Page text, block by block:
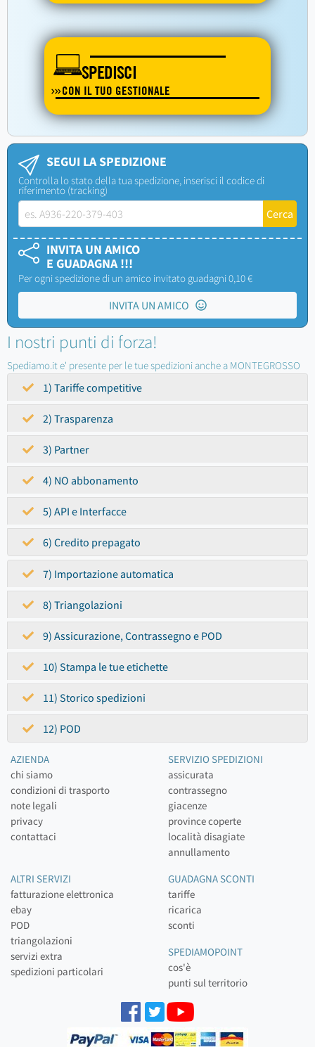
SPEDISCI
CON IL TUO GESTIONALE
SEGUI LA SPEDIZIONE
Controlla lo stato della tua spedizione, inserisci il codice di
riferimento (tracking)
INVITA UN AMICO
E GUADAGNA !!!
Per ogni spedizione di un amico invitato guadagni 0,10 €
INVITA UN AMICO
I nostri punti di forza!
Spediamo.it e' presente per le tue spedizioni anche a MONTEGROSSO
1) Tariffe competitive
2) Trasparenza
3) Partner
4) NO abbonamento
5) API e Interfacce
6) Credito prepagato
7) Importazione automatica
8) Triangolazioni
9) Assicurazione, Contrassegno e POD
10) Stampa le tue etichette
11) Storico spedizioni
12) POD
AZIENDA
chi siamo
condizioni di trasporto
note legali
privacy
contattaci
SERVIZIO SPEDIZIONI
assicurata
contrassegno
giacenze
province coperte
località disagiate
annullamento
ALTRI SERVIZI
fatturazione elettronica
ebay
POD
triangolazioni
servizi extra
spedizioni particolari
GUADAGNA SCONTI
tariffe
ricarica
sconti
SPEDIAMOPOINT
cos'è
punti sul territorio